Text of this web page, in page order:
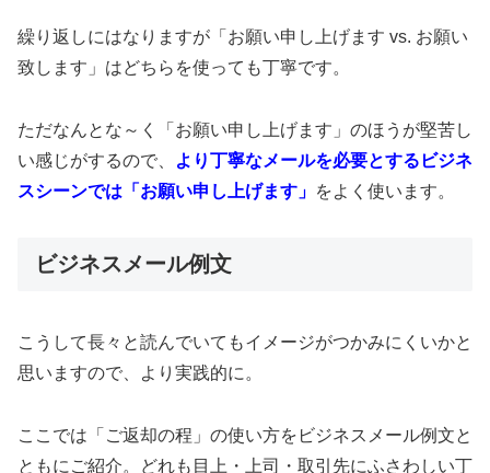
繰り返しにはなりますが「お願い申し上げます vs. お願い
致します」はどちらを使っても丁寧です。
ただなんとな～く「お願い申し上げます」のほうが堅苦し
い感じがするので、
より丁寧なメールを必要とするビジネ
スシーンでは「お願い申し上げます」 をよく使います。
ビジネスメール例文
こうして長々と読んでいてもイメージがつかみにくいかと
思いますので、より実践的に。
ここでは「ご返却の程」の使い方をビジネスメール例文と
ともにご紹介。どれも目上・上司・取引先にふさわしい丁